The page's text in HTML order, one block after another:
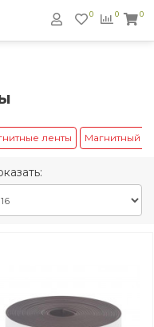
0
0 0
ленты Магнитный